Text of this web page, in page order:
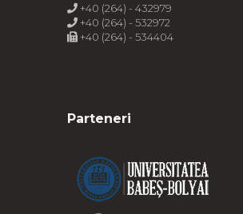
+40 (264) - 432979
+40 (264) - 532972
+40 (264) - 534404
Parteneri